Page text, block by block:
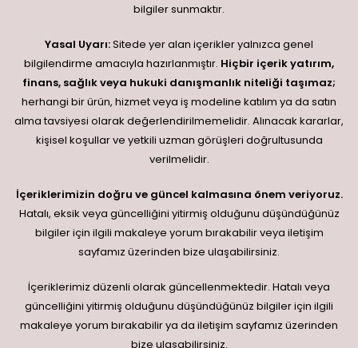
bilgiler sunmaktır.
Yasal Uyarı:Sitede yer alan içerikler yalnızca genel
bilgilendirme amacıyla hazırlanmıştır. Hiçbir içerik yatırım,
finans, sağlık veya hukuki danışmanlık niteliği taşımaz;
herhangi bir ürün, hizmet veya iş modeline katılım ya da satın
alma tavsiyesi olarak değerlendirilmemelidir. Alınacak kararlar,
kişisel koşullar ve yetkili uzman görüşleri doğrultusunda
verilmelidir.
İçeriklerimizin doğru ve güncel kalmasına önem veriyoruz.
Hatalı, eksik veya güncelliğini yitirmiş olduğunu düşündüğünüz
bilgiler için ilgili makaleye yorum bırakabilir veya iletişim
sayfamız üzerinden bize ulaşabilirsiniz.
İçeriklerimiz düzenli olarak güncellenmektedir. Hatalı veya
güncelliğini yitirmiş olduğunu düşündüğünüz bilgiler için ilgili
makaleye yorum bırakabilir ya da iletişim sayfamız üzerinden
bize ulaşabilirsiniz.